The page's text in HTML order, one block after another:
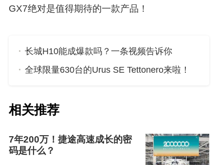
GX7绝对是值得期待的一款产品！
长城H10能成爆款吗？一条视频告诉你
全球限量630台的Urus SE Tettonero来啦！
相关推荐
7年200万！捷途高速成长的密
码是什么？